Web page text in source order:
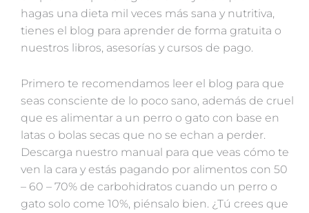
hagas una dieta mil veces más sana y nutritiva,
tienes el blog para aprender de forma gratuita o
nuestros libros, asesorías y cursos de pago.
Primero te recomendamos leer el blog para que
seas consciente de lo poco sano, además de cruel
que es alimentar a un perro o gato con base en
latas o bolas secas que no se echan a perder.
Descarga nuestro manual para que veas cómo te
ven la cara y estás pagando por alimentos con 50
– 60 – 70% de carbohidratos cuando un perro o
gato solo come 10%, piénsalo bien. ¿Tú crees que